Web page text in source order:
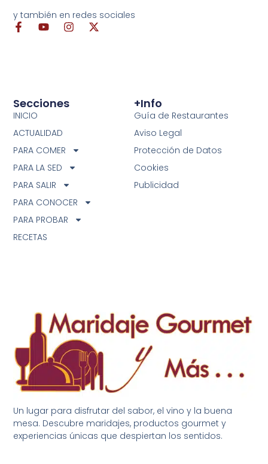
Un lugar para disfrutar del sabor, el vino y la buena
mesa. Descubre maridajes, productos gourmet y
experiencias únicas que despiertan los sentidos.
+info
Guía de Restaurantes
Aviso Legal
Protección de Datos
Cookies
Publicidad
Secciones
INICIO
ACTUALIDAD
PARA COMER
PARA LA SED
PARA SALIR
PARA CONOCER
PARA PROBAR
RECETAS
y también en redes sociales